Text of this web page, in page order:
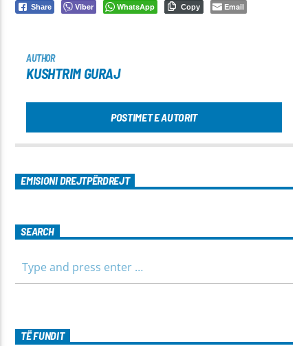
Share Viber WhatsApp Copy Email
AUTHOR
KUSHTRIM GURAJ
POSTIMET E AUTORIT
EMISIONI DREJTPËRDREJT
SEARCH
TË FUNDIT